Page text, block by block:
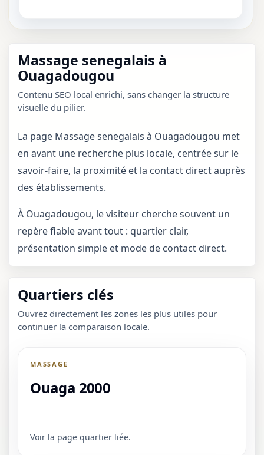
Massage senegalais à
Ouagadougou
Contenu SEO local enrichi, sans changer la structure
visuelle du pilier.
La page Massage senegalais à Ouagadougou met
en avant une recherche plus locale, centrée sur le
savoir-faire, la proximité et la contact direct auprès
des établissements.
À Ouagadougou, le visiteur cherche souvent un
repère fiable avant tout : quartier clair,
présentation simple et mode de contact direct.
Quartiers clés
Ouvrez directement les zones les plus utiles pour
continuer la comparaison locale.
MASSAGE
Ouaga 2000
Voir la page quartier liée.